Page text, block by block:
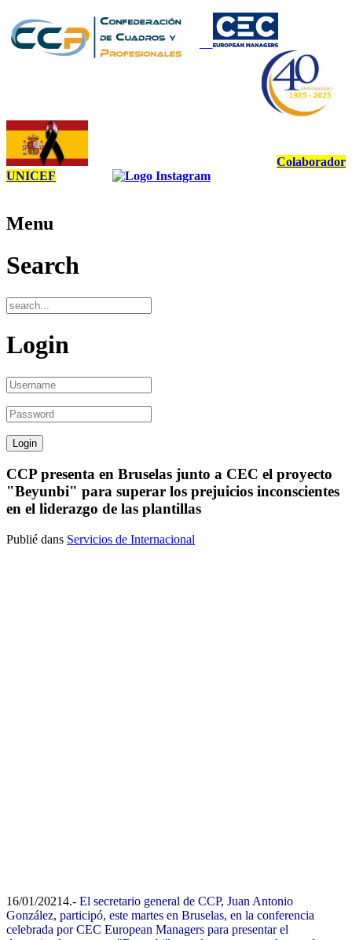
Colaborador
UNICEF
Menu
Search
Login
CCP presenta en Bruselas junto a CEC el proyecto
"Beyunbi" para superar los prejuicios inconscientes
en el liderazgo de las plantillas
Publié dans Servicios de Internacional
16/01/20214.- El secretario general de CCP, Juan Antonio
González, participó, este martes en Bruselas, en la conferencia
celebrada por CEC European Managers para presentar el